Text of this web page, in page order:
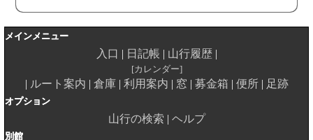
メインメニュー
入口 日記帳 山行履歴
カレンダー
ルート案内 倉庫 利用案内 窓 募金箱 便所 足跡
オプション
山行の検索 ヘルプ
別館